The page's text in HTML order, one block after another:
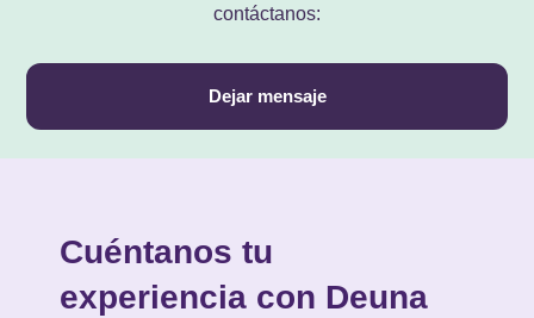
contáctanos:
Dejar mensaje
Cuéntanos tu
experiencia con Deuna